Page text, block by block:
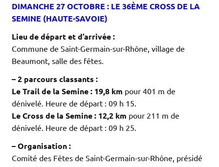
DIMANCHE 27 OCTOBRE : LE 36ÈME CROSS DE LA
SEMINE (HAUTE-SAVOIE)
Lieu de départ et d’arrivée :
Commune de Saint-Germain-sur-Rhône, village de
Beaumont, salle des fêtes.
– 2 parcours classants :
Le Trail de la Semine : 19,8 km pour 401 m de
dénivelé. Heure de départ : 09 h 15.
Le Cross de la Semine : 12,2 km pour 211 m de
dénivelé. Heure de départ : 09 h 25.
– Organisation :
Comité des Fêtes de Saint-Germain-sur-Rhône, présidé